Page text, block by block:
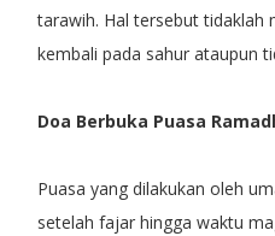
tarawih. Hal tersebut tidaklah
kembali pada sahur ataupun
Doa Berbuka Puasa
Puasa yang dilakukan oleh
setelah fajar hingga waktu